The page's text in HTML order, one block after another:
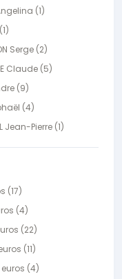
(1)
Serge(2)
Claude(5)
(9)
(4)
Jean-Pierre(1)
(17)
(4)
(22)
(11)
euros (4)